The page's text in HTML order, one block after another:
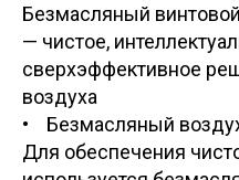
Безмасляный винтовой
— чистое,
сверхэффективное
воздуха
• Безмасляный
Для обеспечения